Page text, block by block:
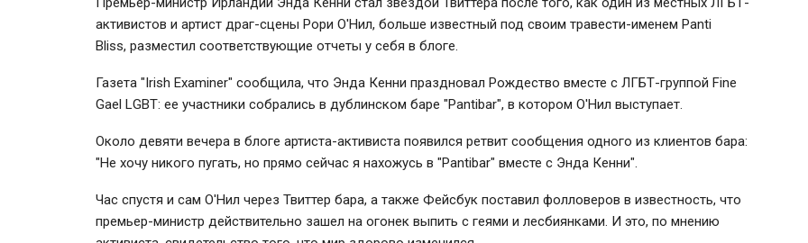
активистов и артист драг-сцены Рори О'Нил, больше известный под своим травести-именем Panti
Bliss, разместил соответствующие отчеты у себя в блоге.
Газета "Irish Examiner" сообщила, что Энда Кенни праздновал Рождество вместе с ЛГБТ-группой Fine
Gael LGBT: ее участники собрались в дублинском баре "Pantibar", в котором О'Нил выступает.
Около девяти вечера в блоге артиста-активиста появился ретвит сообщения одного из клиентов бара:
"Не хочу никого пугать, но прямо сейчас я нахожусь в "Pantibar" вместе с Энда Кенни".
Час спустя и сам О'Нил через Твиттер бара, а также Фейсбук поставил фолловеров в известность, что
премьер-министр действительно зашел на огонек выпить с геями и лесбиянками. И это, по мнению